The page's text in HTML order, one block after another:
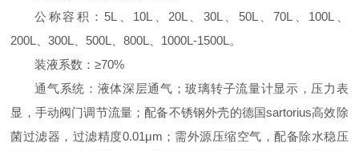
公称容积：5L、10L、20L、30L、50L、70L、100L、
200L、300L、500L、800L、1000L-1500L。
装液系数：≥70%
通气系统：液体深层通气；玻璃转子流量计显示，压力表
显，手动阀门调节流量；配备不锈钢外壳的德国sartorius高效除
菌过滤器，过滤精度0.01μm；需外源压缩空气，配备除水稳压